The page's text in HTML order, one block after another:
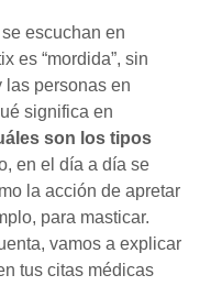
escuchan en
es “mordida”, sin
las personas en
significa en
son los tipos
en el día a día se
la acción de apretar
para masticar.
vamos a explicar
tus citas médicas